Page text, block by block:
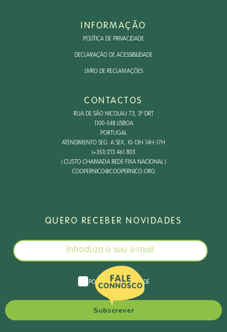
INFORMAÇÃO
POLÍTICA DE PRIVACIDADE
DECLARAÇÃO DE ACESSIBILIDADE
LIVRO DE RECLAMAÇÕES
CONTACTOS
RUA DE SÃO NICOLAU 73, 3º DRT
1100-548 LISBOA
PORTUGAL
ATENDIMENTO SEG. A SEX, 10-13H 14H-17H
(+351) 213 461 803
( CUSTO CHAMADA REDE FIXA NACIONAL )
COOPERNICO@COOPERNICO.ORG
QUERO RECEBER NOVIDADES
POLÍTICA DE PRIVACIDADE
Subscrever